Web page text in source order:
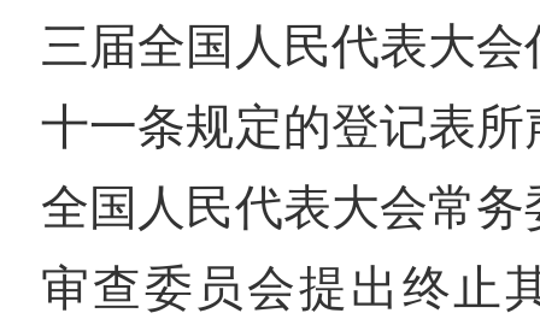
三届全国人民代表大
十一条规定的登记表
全国人民代表大会常
审查委员会提出终止